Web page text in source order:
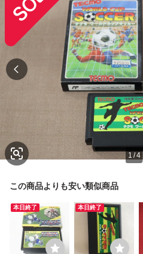
1 /4
この商品よりも安い類似商品
本日終了 本日終了